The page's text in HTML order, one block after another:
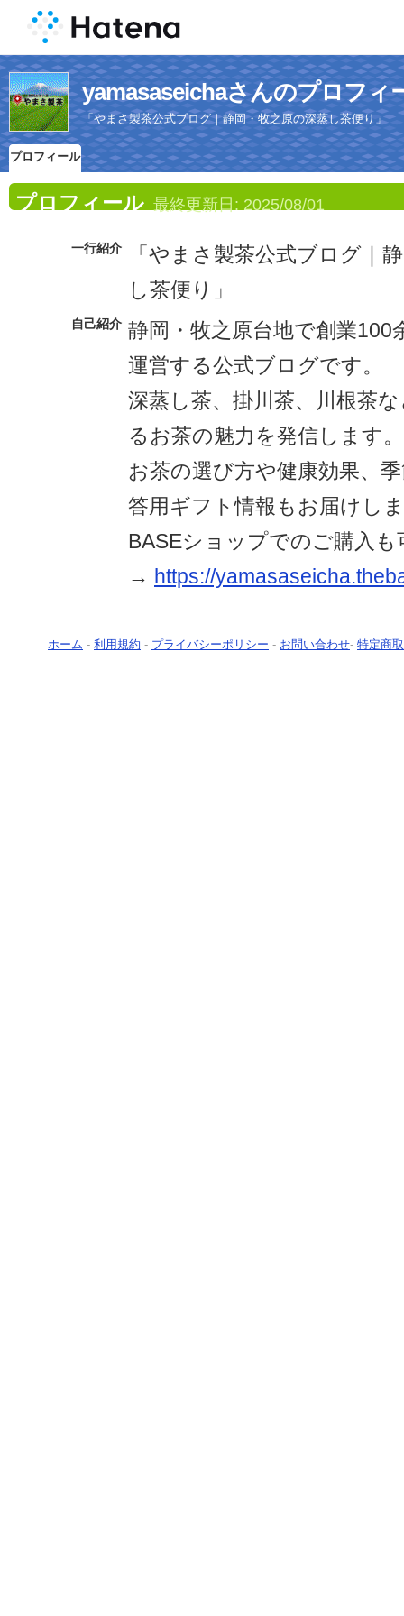
yamasaseichaさんのプロフィ
「やまさ製茶公式ブログ｜静岡・牧之原の深蒸し茶便り」
プロフィール
プロフィール 最終更新日: 2025/08/01
一行紹介
「やまさ製茶公式ブログ｜
し茶便り」
自己紹介 静岡・牧之原台地で創業100
運営する公式ブログです。
深蒸し茶、掛川茶、川根茶
るお茶の魅力を発信します。
お茶の選び方や健康効果、
答用ギフト情報もお届けし
BASEショップでのご購入も
→ https://
ホーム - 利用規約 - プライバシーポリシー - お問い合わせ- 特定商